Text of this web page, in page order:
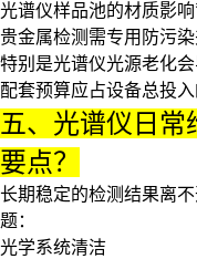
光谱仪样品池的材质影
贵金属检测需专用防污
特别是光谱仪光源老化
配套预算应占设备总投
五、光谱仪日常
要点？
长期稳定的检测结果离
题：
光学系统清洁